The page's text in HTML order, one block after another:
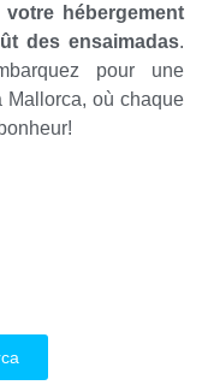
votre hébergement
des ensaimadas.
pour une
Mallorca, où chaque